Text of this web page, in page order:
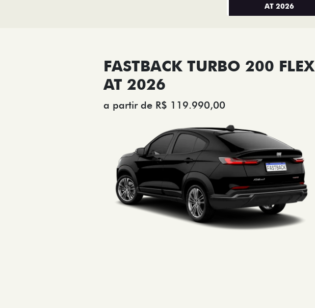
AT 2026
FASTBACK TURBO 200 FLEX
AT 2026
a partir de R$ 119.990,00